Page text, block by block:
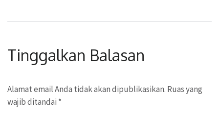
Tinggalkan Balasan
Alamat email Anda tidak akan dipublikasikan. Ruas yang
wajib ditandai *